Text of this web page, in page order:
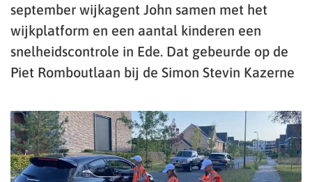
september wijkagent John samen met het
wijkplatform en een aantal kinderen een
snelheidscontrole in Ede. Dat gebeurde op de
Piet Romboutlaan bij de Simon Stevin Kazerne